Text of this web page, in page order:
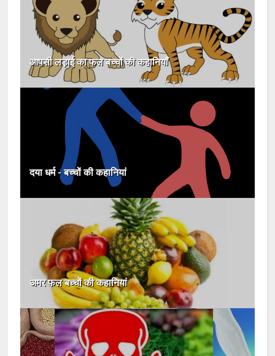
आपसी लड़ाई का फल बच्चों की कहानियाँ
दया धर्म - बच्चों की कहानियां
अमर फल बच्चों की कहानियां